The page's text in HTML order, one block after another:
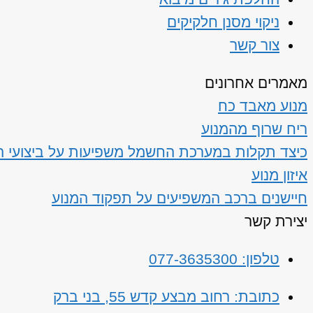
ניקוי מסנן חלקיקים
צור קשר
מאמרים אחרונים
מנוע מאבד כח
ריח שרוף מהמנוע
כיצד תקלות במערכת החשמל משפיעות על ביצועי
איזון מנוע
חיישנים ברכב המשפיעים על תפקוד המנוע
יצירת קשר
טלפון: 077-3635300
כתובת: רחוב מבצע קדש 55, בני ברק